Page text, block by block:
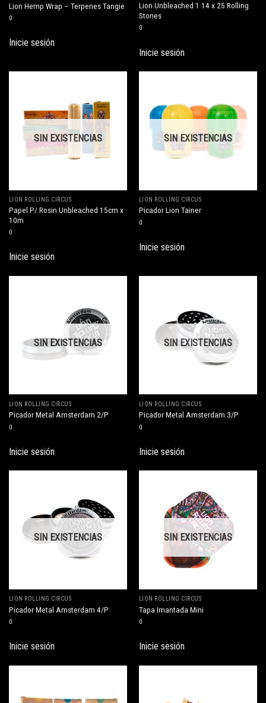
Lion Hemp Wrap – Terpenes Tangie
0
Inicie sesión
Lion Unbleached 1 14 x 25 Rolling
Stones
0
Inicie sesión
SIN EXISTENCIAS
LION ROLLING CIRCUS
Papel P/ Rosin Unbleached 15cm x
10m
0
Inicie sesión
SIN EXISTENCIAS
LION ROLLING CIRCUS
Picador Lion Tainer
0
Inicie sesión
SIN EXISTENCIAS
LION ROLLING CIRCUS
Picador Metal Amsterdam 2/P
0
Inicie sesión
SIN EXISTENCIAS
LION ROLLING CIRCUS
Picador Metal Amsterdam 3/P
0
Inicie sesión
SIN EXISTENCIAS
LION ROLLING CIRCUS
Picador Metal Amsterdam 4/P
0
Inicie sesión
SIN EXISTENCIAS
LION ROLLING CIRCUS
Tapa Imantada Mini
0
Inicie sesión